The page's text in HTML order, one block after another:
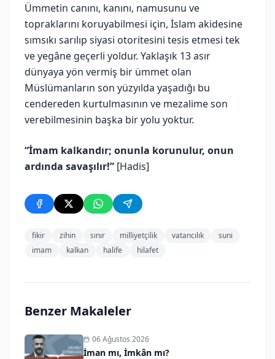
Ümmetin canını, kanını, namusunu ve
topraklarını koruyabilmesi için, İslam akidesine
sımsıkı sarılıp siyasi otoritesini tesis etmesi tek
ve yegâne geçerli yoldur. Yaklaşık 13 asır
dünyaya yön vermiş bir ümmet olan
Müslümanların son yüzyılda yaşadığı bu
cendereden kurtulmasının ve mezalime son
verebilmesinin başka bir yolu yoktur.
“İmam kalkandır; onunla korunulur, onun
ardında savaşılır!” [Hadis]
fikir zihin sınır milliyetçilik vatancılık
suni
imam
kalkan halife hilafet
Benzer Makaleler
06 Ağustos 2026
İman mı, İmkân mı?